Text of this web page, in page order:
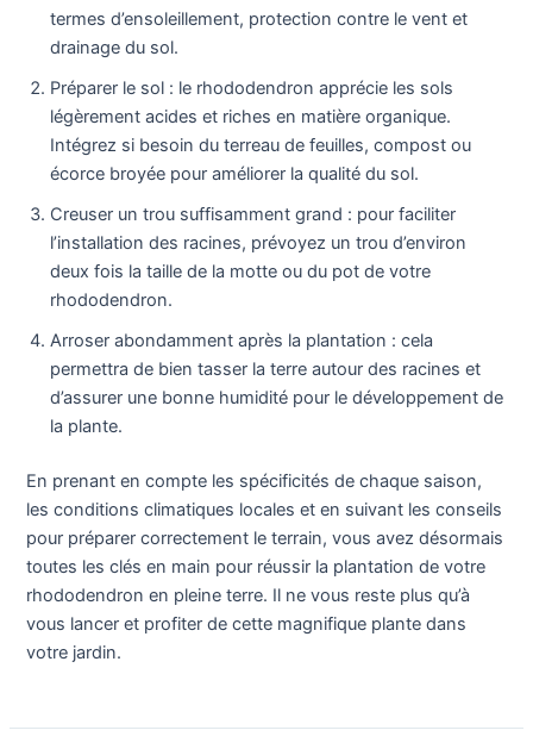
termes d’ensoleillement, protection contre le vent et
drainage du sol.
Préparer le sol : le rhododendron apprécie les sols
légèrement acides et riches en matière organique.
Intégrez si besoin du terreau de feuilles, compost ou
écorce broyée pour améliorer la qualité du sol.
Creuser un trou suffisamment grand : pour faciliter
l’installation des racines, prévoyez un trou d’environ
deux fois la taille de la motte ou du pot de votre
rhododendron.
Arroser abondamment après la plantation : cela
permettra de bien tasser la terre autour des racines et
d’assurer une bonne humidité pour le développement de
la plante.
En prenant en compte les spécificités de chaque saison,
les conditions climatiques locales et en suivant les conseils
pour préparer correctement le terrain, vous avez désormais
toutes les clés en main pour réussir la plantation de votre
rhododendron en pleine terre. Il ne vous reste plus qu’à
vous lancer et profiter de cette magnifique plante dans
votre jardin.